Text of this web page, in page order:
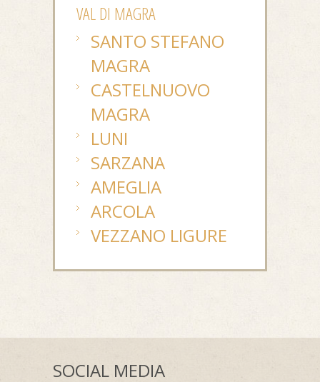
VAL DI MAGRA
SANTO STEFANO
MAGRA
CASTELNUOVO
MAGRA
LUNI
SARZANA
AMEGLIA
ARCOLA
VEZZANO LIGURE
SOCIAL MEDIA